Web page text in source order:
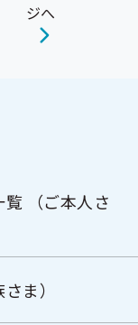
ジへ
（ご本人さ
ま）